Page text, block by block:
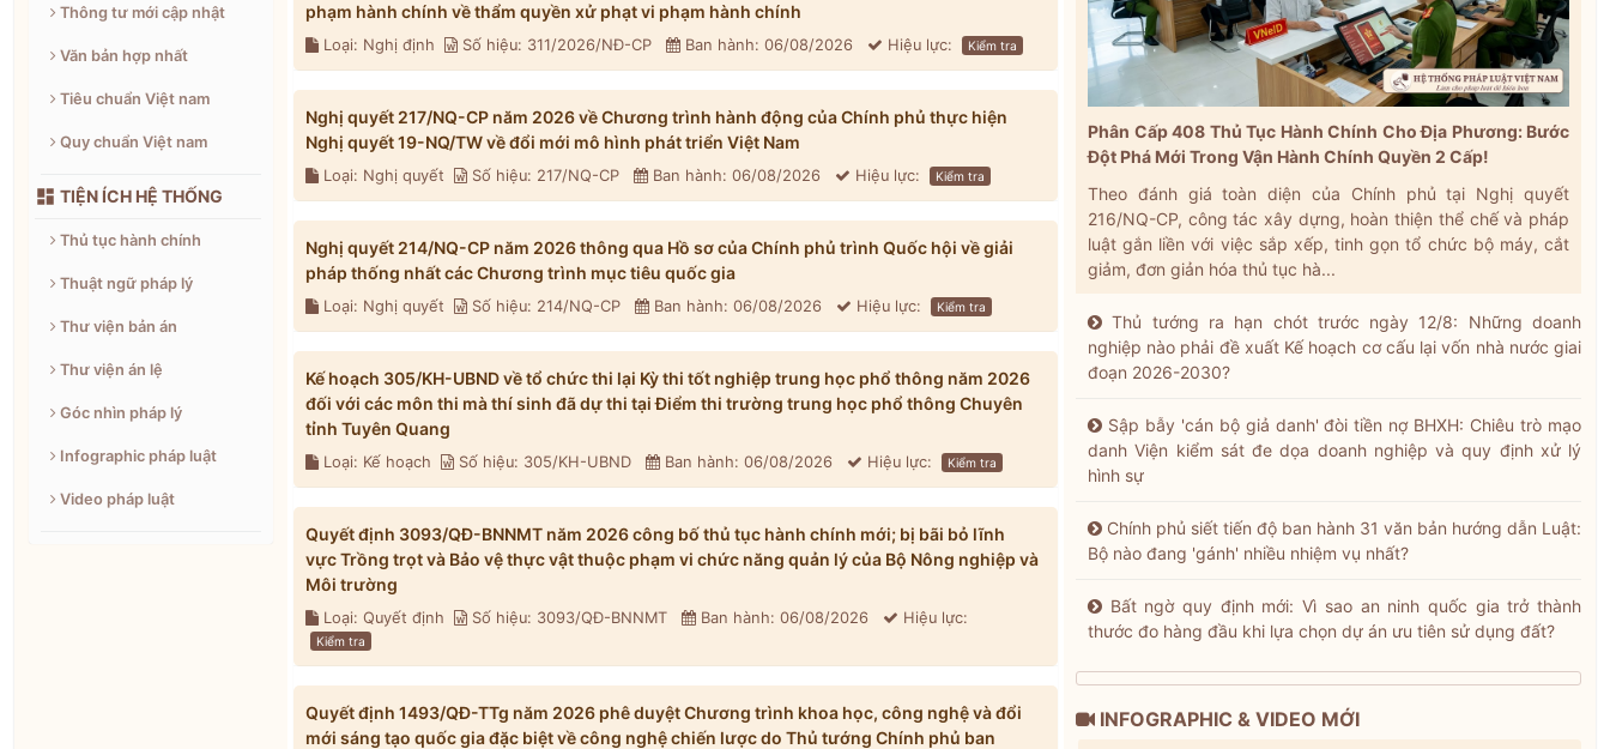
Thông tư mới cập nhật
Văn bản hợp nhất
Tiêu chuẩn Việt nam
Quy chuẩn Việt nam
 TIỆN ÍCH HỆ THỐNG
Thủ tục hành chính
Thuật ngữ pháp lý
Thư viện bản án
Thư viện án lệ
Góc nhìn pháp lý
Infographic pháp luật
Video pháp luật
phạm hành chính về thẩm quyền xử phạt vi phạm hành chính
Loại: Nghị định Số hiệu: 311/2026/NĐ-CP Ban hành: 06/08/2026 Hiệu lực: Kiểm tra
Nghị quyết 217/NQ-CP năm 2026 về Chương trình hành động của Chính phủ thực hiện
Nghị quyết 19-NQ/TW về đổi mới mô hình phát triển Việt Nam
Loại: Nghị quyết Số hiệu: 217/NQ-CP Ban hành: 06/08/2026 Hiệu lực: Kiểm tra
Nghị quyết 214/NQ-CP năm 2026 thông qua Hồ sơ của Chính phủ trình Quốc hội về giải
pháp thống nhất các Chương trình mục tiêu quốc gia
Loại: Nghị quyết Số hiệu: 214/NQ-CP Ban hành: 06/08/2026 Hiệu lực: Kiểm tra
Kế hoạch 305/KH-UBND về tổ chức thi lại Kỳ thi tốt nghiệp trung học phổ thông năm 2026
đối với các môn thi mà thí sinh đã dự thi tại Điểm thi trường trung học phổ thông Chuyên
tỉnh Tuyên Quang
Loại: Kế hoạch Số hiệu: 305/KH-UBND Ban hành: 06/08/2026 Hiệu lực: Kiểm tra
Quyết định 3093/QĐ-BNNMT năm 2026 công bố thủ tục hành chính mới; bị bãi bỏ lĩnh
vực Trồng trọt và Bảo vệ thực vật thuộc phạm vi chức năng quản lý của Bộ Nông nghiệp và
Môi trường
Loại: Quyết định Số hiệu: 3093/QĐ-BNNMT Ban hành: 06/08/2026 Hiệu lực:
Kiểm tra
Quyết định 1493/QĐ-TTg năm 2026 phê duyệt Chương trình khoa học, công nghệ và đổi
mới sáng tạo quốc gia đặc biệt về công nghệ chiến lược do Thủ tướng Chính phủ ban
Phân Cấp 408 Thủ Tục Hành Chính Cho Địa Phương: Bước
Đột Phá Mới Trong Vận Hành Chính Quyền 2 Cấp!
Theo đánh giá toàn diện của Chính phủ tại Nghị quyết
216/NQ-CP, công tác xây dựng, hoàn thiện thể chế và pháp
luật gắn liền với việc sắp xếp, tinh gọn tổ chức bộ máy, cắt
giảm, đơn giản hóa thủ tục hà...
Thủ tướng ra hạn chót trước ngày 12/8: Những doanh
nghiệp nào phải đề xuất Kế hoạch cơ cấu lại vốn nhà nước giai
đoạn 2026-2030?
Sập bẫy 'cán bộ giả danh' đòi tiền nợ BHXH: Chiêu trò mạo
danh Viện kiểm sát đe dọa doanh nghiệp và quy định xử lý
hình sự
Chính phủ siết tiến độ ban hành 31 văn bản hướng dẫn Luật:
Bộ nào đang 'gánh' nhiều nhiệm vụ nhất?
Bất ngờ quy định mới: Vì sao an ninh quốc gia trở thành
thước đo hàng đầu khi lựa chọn dự án ưu tiên sử dụng đất?
INFOGRAPHIC & VIDEO MỚI